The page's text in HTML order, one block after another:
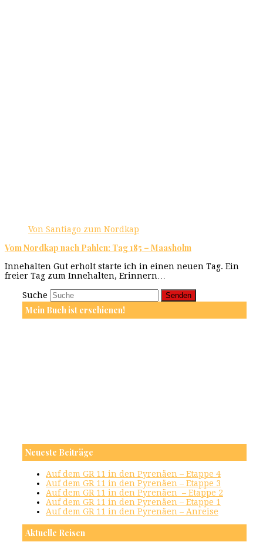
Von Santiago zum Nordkap
Vom Nordkap nach Pahlen: Tag 185 – Maasholm
Innehalten Gut erholt starte ich in einen neuen Tag. Ein
freier Tag zum Innehalten, Erinnern…
Suche Senden
Mein Buch ist erschienen!
Neueste Beiträge
Auf dem GR 11 in den Pyrenäen – Etappe 4
Auf dem GR 11 in den Pyrenäen – Etappe 3
Auf dem GR 11 in den Pyrenäen – Etappe 2
Auf dem GR 11 in den Pyrenäen – Etappe 1
Auf dem GR 11 in den Pyrenäen – Anreise
Aktuelle Reisen